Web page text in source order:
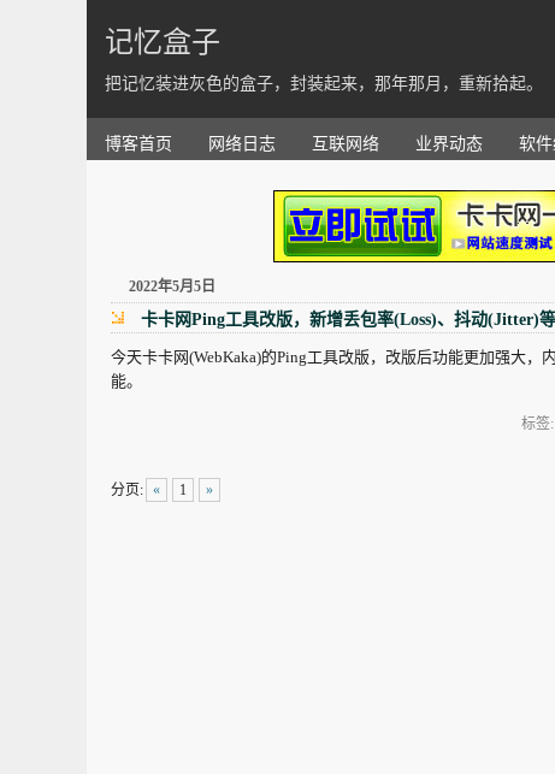
记忆盒子
把记忆装进灰色的盒子，封装起来，那年那月，重新拾起。
博客首页 网络日志 互联网络 业界动态 软
2022年5月5日
卡卡网Ping工具改版，新增丢包率(Loss)、抖动(Jitter)
今天卡卡网(WebKaka)的Ping工具改版，改版后功能更加强大
能。
标签:
分页: « 1 »